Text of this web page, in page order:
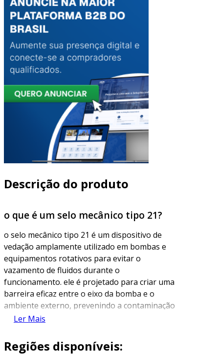
Descrição do produto
o que é um selo mecânico tipo 21?
o selo mecânico tipo 21 é um dispositivo de
vedação amplamente utilizado em bombas e
equipamentos rotativos para evitar o
vazamento de fluidos durante o
funcionamento. ele é projetado para criar uma
barreira eficaz entre o eixo da bomba e o
ambiente externo, prevenindo a contaminação
do meio e a perda do líquido tratado. sua
componentes como um anel de vedação, mola e
superfícies de contato que garantem um
Ler Mais
Regiões disponíveis: